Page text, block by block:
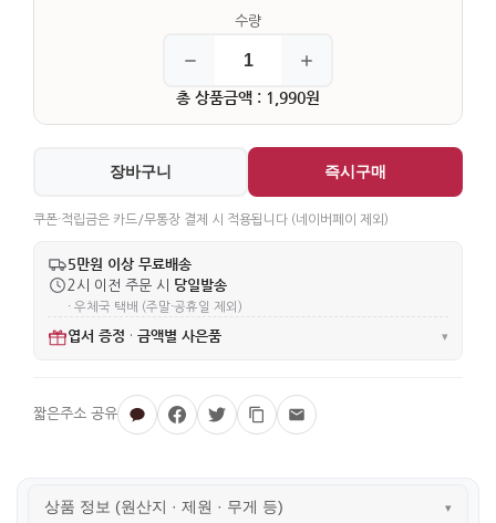
총 상품금액 : 1,990원
장바구니 즉시구매
쿠폰·적립금은 카드/무통장 결제 시 적용됩니다 (네이버페이 제외)
5만원 이상 무료배송
2시 이전 주문 시 당일발송
· 우체국 택배 (주말·공휴일 제외)
엽서 증정 · 금액별 사은품 ▾
상품 정보 (원산지 · 제원 · 무게 등) ▾